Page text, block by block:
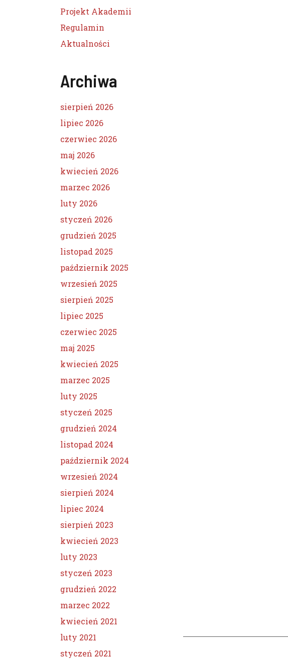
Projekt Akademii
Regulamin
Aktualności
Archiwa
sierpień 2026
lipiec 2026
czerwiec 2026
maj 2026
kwiecień 2026
marzec 2026
luty 2026
styczeń 2026
grudzień 2025
listopad 2025
październik 2025
wrzesień 2025
sierpień 2025
lipiec 2025
czerwiec 2025
maj 2025
kwiecień 2025
marzec 2025
luty 2025
styczeń 2025
grudzień 2024
listopad 2024
październik 2024
wrzesień 2024
sierpień 2024
lipiec 2024
sierpień 2023
kwiecień 2023
luty 2023
styczeń 2023
grudzień 2022
marzec 2022
kwiecień 2021
luty 2021
styczeń 2021